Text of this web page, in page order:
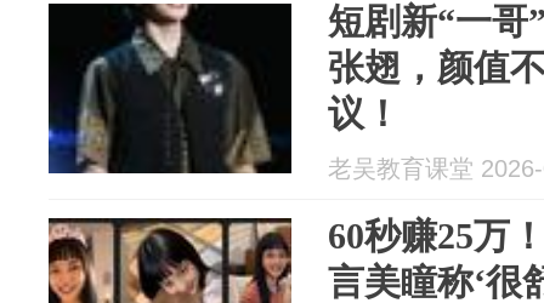
短剧新“一哥
张翅，颜值
议！
老吴教育课堂
60秒赚25万
言美瞳称‘很